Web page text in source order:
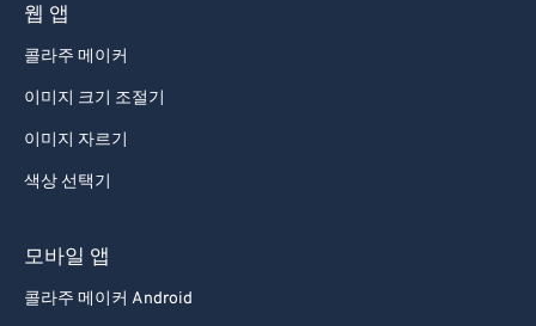
웹 앱
콜라주 메이커
이미지 크기 조절기
이미지 자르기
색상 선택기
모바일 앱
콜라주 메이커 Android